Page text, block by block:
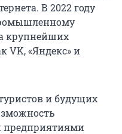
В 2022 году
крупнейших
VK, «Яндекс» и
и будущих
предприятиями